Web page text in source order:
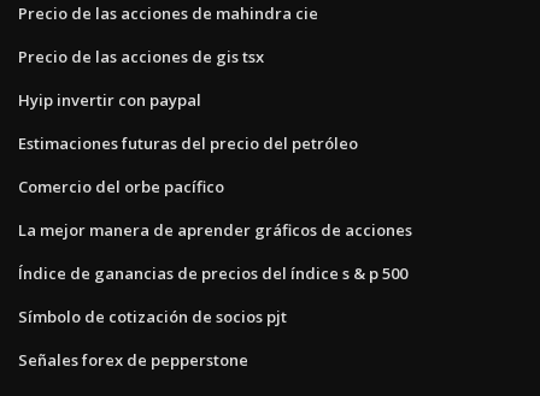
Precio de las acciones de mahindra cie
Precio de las acciones de gis tsx
Hyip invertir con paypal
Estimaciones futuras del precio del petróleo
Comercio del orbe pacífico
La mejor manera de aprender gráficos de acciones
Índice de ganancias de precios del índice s & p 500
Símbolo de cotización de socios pjt
Señales forex de pepperstone